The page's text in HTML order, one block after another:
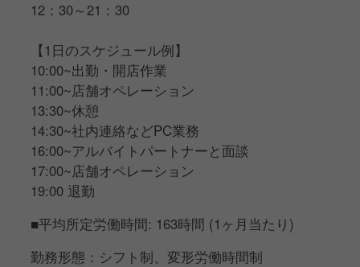
12：30～21：30
【1日のスケジュール例】
10:00~出勤・開店作業
11:00~店舗オペレーション
13:30~休憩
14:30~社内連絡などPC業務
16:00~アルバイトパートナーと面談
17:00~店舗オペレーション
19:00 退勤
■平均所定労働時間: 163時間 (1ヶ月当たり)
勤務形態：シフト制、変形労働時間制